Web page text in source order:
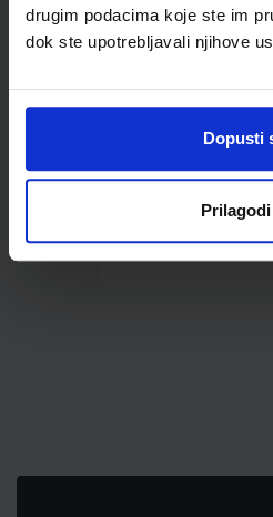
drugim podacima koje ste im
dok ste upotrebljavali njihove
Dopusti
Prilagodi
0,85 €